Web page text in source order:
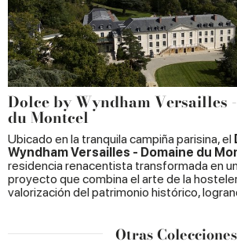
Dolce by Wyndham Versailles
du Montcel
Ubicado en la tranquila campiña parisina, el
Wyndham Versailles - Domaine du
residencia renacentista transformada en
proyecto que combina el arte de la
valorización del patrimonio histórico,
Otras Colecciones